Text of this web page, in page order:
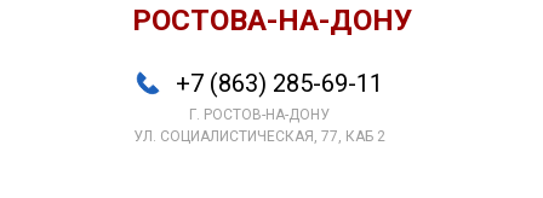
РОСТОВА-НА-ДОНУ
+7 (863) 285-69-11
Г. РОСТОВ-НА-ДОНУ
УЛ. СОЦИАЛИСТИЧЕСКАЯ, 77, КАБ 2